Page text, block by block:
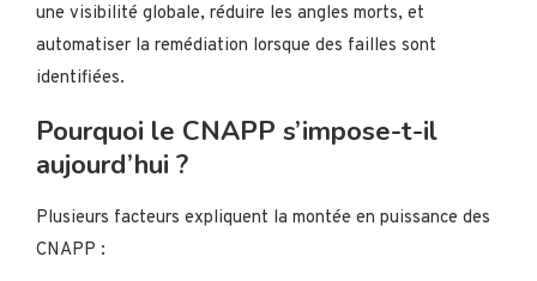
une visibilité globale, réduire les angles morts, et
automatiser la remédiation lorsque des failles sont
identifiées.
Pourquoi le CNAPP s’impose-t-il
aujourd’hui ?
Plusieurs facteurs expliquent la montée en puissance des
CNAPP :